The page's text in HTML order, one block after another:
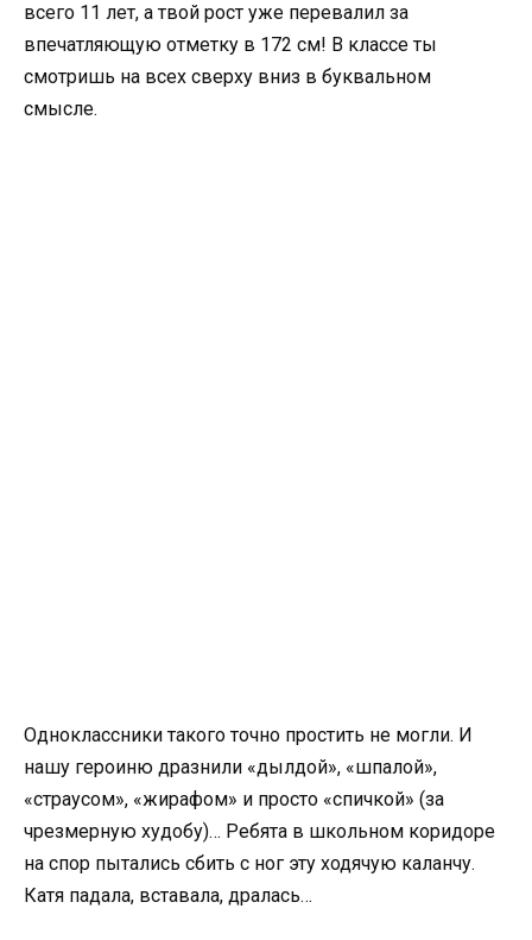
всего 11 лет, а твой рост уже перевалил за
впечатляющую отметку в 172 см! В классе ты
смотришь на всех сверху вниз в буквальном
смысле.
Одноклассники такого точно простить не могли. И
нашу героиню дразнили «дылдой», «шпалой»,
«страусом», «жирафом» и просто «спичкой» (за
чрезмерную худобу)… Ребята в школьном коридоре
на спор пытались сбить с ног эту ходячую каланчу.
Катя падала, вставала, дралась…